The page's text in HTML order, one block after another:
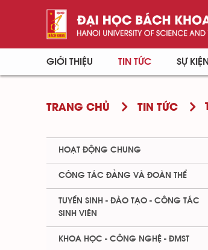
GIỚI THIỆU TIN TỨC SỰ
TRANG CHỦ TIN TỨC
HOẠT ĐỘNG CHUNG
CÔNG TÁC ĐẢNG VÀ ĐOÀN THỂ
TUYỂN SINH - ĐÀO TẠO - CÔNG TÁC
SINH VIÊN
KHOA HỌC - CÔNG NGHỆ - ĐMST